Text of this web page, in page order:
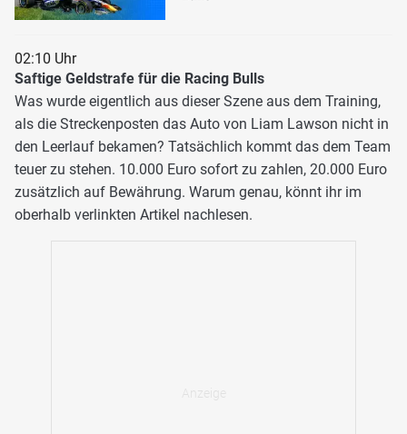
02:10 Uhr
Saftige Geldstrafe für die Racing Bulls
Was wurde eigentlich aus dieser Szene aus dem Training,
als die Streckenposten das Auto von Liam Lawson nicht in
den Leerlauf bekamen? Tatsächlich kommt das dem Team
teuer zu stehen. 10.000 Euro sofort zu zahlen, 20.000 Euro
zusätzlich auf Bewährung. Warum genau, könnt ihr im
oberhalb verlinkten Artikel nachlesen.